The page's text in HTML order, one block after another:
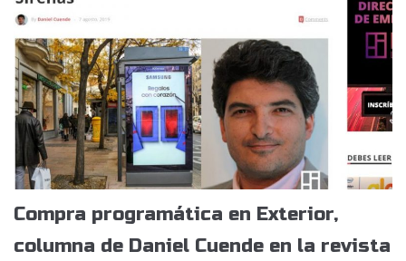
Compra programática en Exterior,
columna de Daniel Cuende en la revista